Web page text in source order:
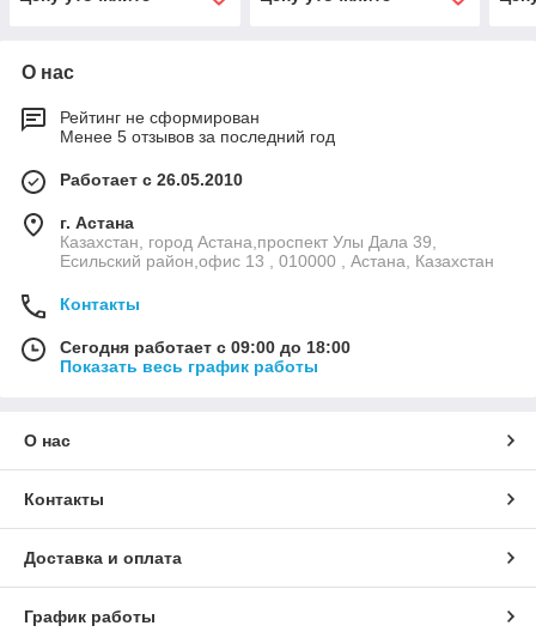
О нас
Рейтинг не сформирован
Менее 5 отзывов за последний год
Работает с 26.05.2010
г. Астана
Казахстан, город Астана,проспект Улы Дала 39,
Есильский район,офис 13 , 010000 , Астана, Казахстан
Контакты
Сегодня работает с 09:00 до 18:00
Показать весь график работы
О нас
Контакты
Доставка и оплата
График работы